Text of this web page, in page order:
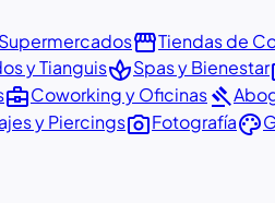
SupermercadosstorefrontTiendas de
y TianguisspaSpas y Bienestar
business_centerCoworking y Oficinasgavel
y Piercingsphoto_cameraFotografíapalette